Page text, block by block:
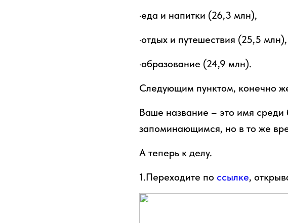
·еда и напитки (26,3 млн),
·отдых и путешествия (25,5 млн),
·образование (24,9 млн).
Следующим пунктом, конечно
Ваше название – это имя
запоминающимся, но в то же
А теперь к делу.
1.Переходите по ссылке,